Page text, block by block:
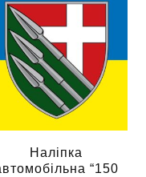
Наліпка
“150